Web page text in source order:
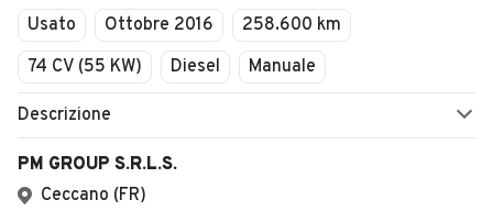
Usato Ottobre 2016
258.600 km
74 CV (55 KW)
Diesel Manuale
Descrizione
PM GROUP S.R.L.S.
Ceccano (FR)